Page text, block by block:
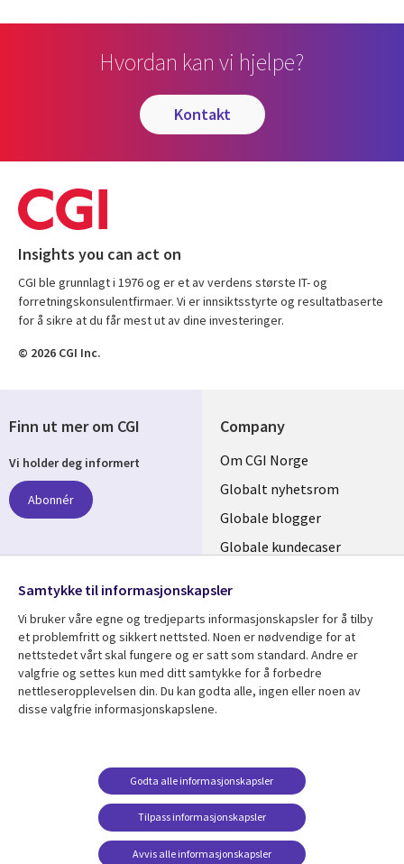
Hvordan kan vi hjelpe?
kontakt
Insights you can act on
CGI ble grunnlagt i 1976 og er et av verdens største IT- og
forretningskonsulentfirmaer. Vi er innsiktsstyrte og resultatbaserte
for å sikre at du får mest ut av dine investeringer.
© 2026 CGI Inc.
Company
Useful
links
NORWAY
Om CGI Norge
Globalt nyhetsrom
Globale blogger
Globale kundecaser
Resource center
NORWAY
Arrangementer
Support
NORWAY
Accessibility
Web privacy
Senter for
Finn ut mer om CGI
Vi holder deg informert
Abonnér
følg oss
Social
Media
NORWAY
Samtykke til informasjonskapsler
Vi bruker våre egne og tredjeparts informasjonskapsler for å tilby
et problemfritt og sikkert nettsted. Noen er nødvendige for at
nettstedet vårt skal fungere og er satt som standard. Andre er
valgfrie og settes kun med ditt samtykke for å forbedre
nettleseropplevelsen din. Du kan godta alle, ingen eller noen av
disse valgfrie informasjonskapslene.
Tilpass informasjonskapsler
Godta alle informasjonskapsler
Avvis alle informasjonskapsler